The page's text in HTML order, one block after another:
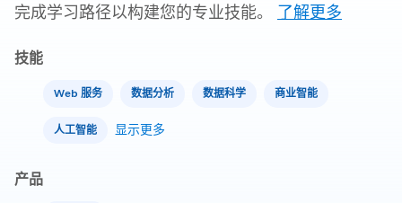
完成学习路径以构建您的专业技能。 了解更多
技能
Web 服务 数据分析 数据科学 商业智能
人工智能 显示更多
产品